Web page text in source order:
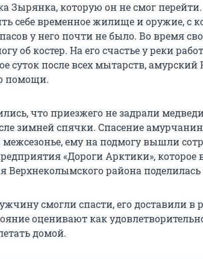
Зырянка, которую он не смог
себе временное жилище и оружие, с
у него почти не было. Во время
об костер. На его счастье у реки
суток после всех мытарств, амурский
помощи.
что приезжего не задрали
зимней спячки. Спасение
межсезонье, ему на подмогу вышли
«Дороги Арктики», которое
Верхнеколымского района
смогли спасти, его доставили в
оценивают как
домой.